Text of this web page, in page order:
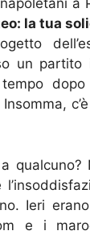
a
la tua
un partito
qualcuno?
Ieri
e i